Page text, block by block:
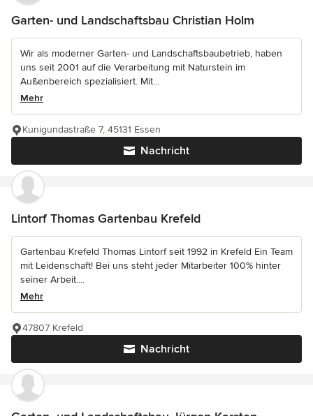
Garten- und Landschaftsbau Christian Holm
Wir als moderner Garten- und Landschaftsbaubetrieb, haben
uns seit 2001 auf die Verarbeitung mit Naturstein im
Außenbereich spezialisiert. Mit...
Mehr
Nachricht
Kunigundastraße 7, 45131 Essen
Lintorf Thomas Gartenbau Krefeld
Gartenbau Krefeld Thomas Lintorf seit 1992 in Krefeld Ein Team
mit Leidenschaft! Bei uns steht jeder Mitarbeiter 100% hinter
seiner Arbeit....
Mehr
Nachricht
47807 Krefeld